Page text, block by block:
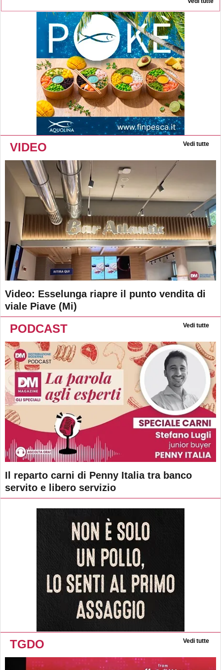
VIDEO Vedi tutte
Video: Esselunga riapre il punto vendita di
viale Piave (Mi)
PODCAST Vedi tutte
Il reparto carni di Penny Italia tra banco
servito e libero servizio
TGDO Vedi tutte